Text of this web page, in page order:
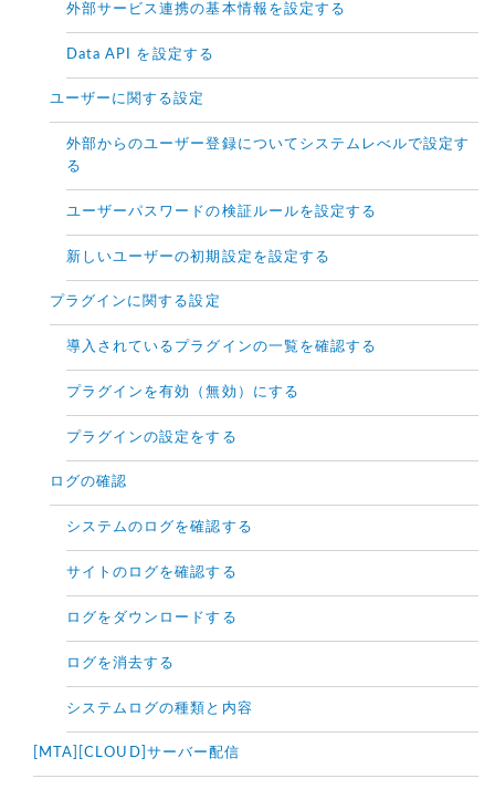
外部サービス連携の基本情報を設定する
Data API を設定する
ユーザーに関する設定
外部からのユーザー登録についてシステムレべルで設定す
る
ユーザーパスワードの検証ルールを設定する
新しいユーザーの初期設定を設定する
プラグインに関する設定
導入されているプラグインの一覧を確認する
プラグインを有効（無効）にする
プラグインの設定をする
ログの確認
システムのログを確認する
サイトのログを確認する
ログをダウンロードする
ログを消去する
システムログの種類と内容
[MTA][CLOUD]サーバー配信